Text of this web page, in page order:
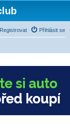
Přihlásit se
Registrovat